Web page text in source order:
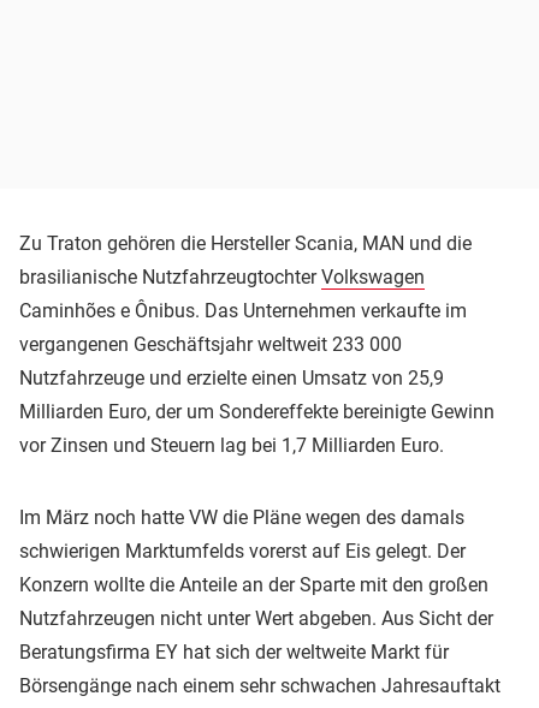
Zu Traton gehören die Hersteller Scania, MAN und die
brasilianische NutzfahrzeugtochterVolkswagen
Caminhões e Ônibus. Das Unternehmen verkaufte im
vergangenen Geschäftsjahr weltweit 233 000
Nutzfahrzeuge und erzielte einen Umsatz von 25,9
Milliarden Euro, der um Sondereffekte bereinigte Gewinn
vor Zinsen und Steuern lag bei 1,7 Milliarden Euro.
Im März noch hatte VW die Pläne wegen des damals
schwierigen Marktumfelds vorerst auf Eis gelegt. Der
Konzern wollte die Anteile an der Sparte mit den großen
Nutzfahrzeugen nicht unter Wert abgeben. Aus Sicht der
Beratungsfirma EY hat sich der weltweite Markt für
Börsengänge nach einem sehr schwachen Jahresauftakt